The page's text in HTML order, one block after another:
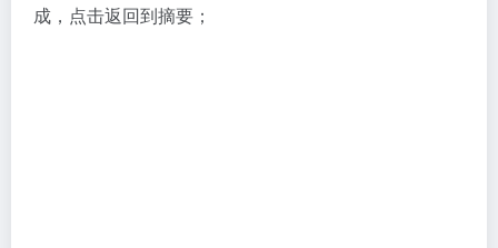
成，点击返回到摘要；